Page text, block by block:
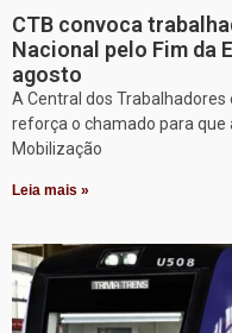
CTB convoca
Nacional pelo Fim da
agosto
A Central dos Trabalhadores
reforça o chamado para
Mobilização
Leia mais »